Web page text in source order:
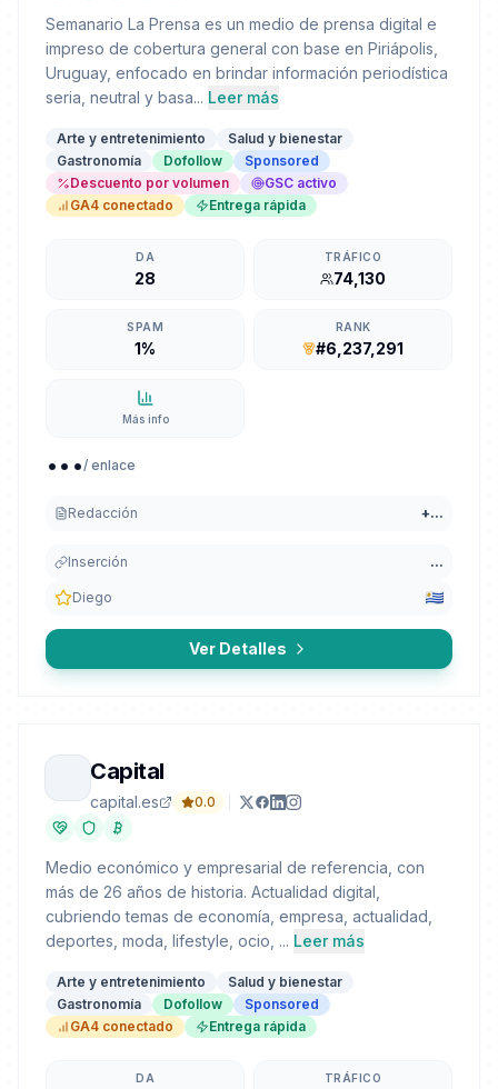
Semanario La Prensa es un medio de prensa digital e
impreso de cobertura general con base en Piriápolis,
Uruguay, enfocado en brindar información periodística
seria, neutral y basa... Leer más
Arte y entretenimiento
Salud y bienestar
Gastronomía
Dofollow
Sponsored
Descuento por volumen
GSC activo
GA4 conectado
Entrega rápida
DA
28
TRÁFICO
74,130
SPAM
1%
RANK
#6,237,291
Más info
.../ enlace
Redacción +...
Inserción ...
Diego
Ver Detalles
Capital
capital.es 0.0
Medio económico y empresarial de referencia, con
más de 26 años de historia. Actualidad digital,
cubriendo temas de economía, empresa, actualidad,
deportes, moda, lifestyle, ocio, ... Leer más
Arte y entretenimiento
Salud y bienestar
Gastronomía
Dofollow
Sponsored
GA4 conectado
Entrega rápida
DA TRÁFICO